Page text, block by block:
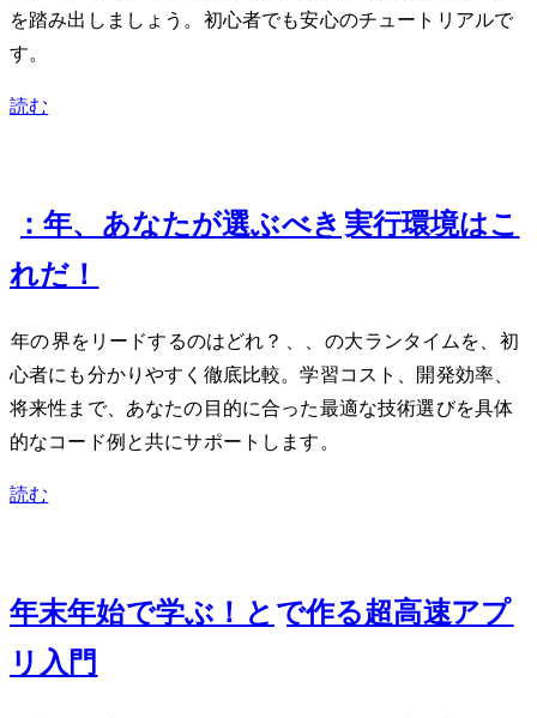
を踏み出しましょう。初心者でも安心のチュートリアルで
す。
読む
Bun vs Node.js vs Deno：2025年、あなたが選ぶべきJavaScript実行環境はこ
れだ！
2025年のJavaScript界をリードするのはどれ？Node.js、Deno、Bunの3大ランタイムを、初
心者にも分かりやすく徹底比較。学習コスト、開発効率、
将来性まで、あなたの目的に合った最適な技術選びを具体
的なコード例と共にサポートします。
読む
年末年始で学ぶ！RustとWebAssemblyで作る超高速Webアプ
リ入門